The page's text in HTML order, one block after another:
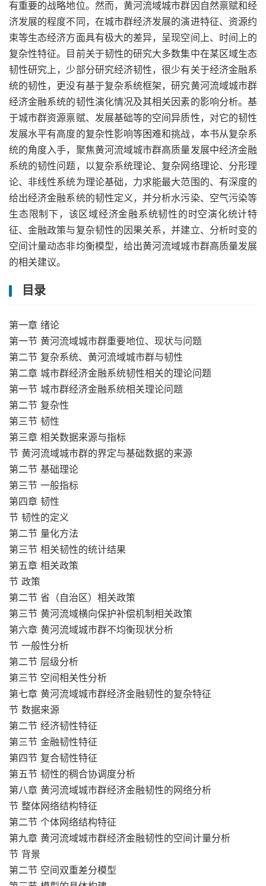
有重要的战略地位。然而，黄河流域城市群因自然禀赋和经
济发展的程度不同，在城市群经济发展的演进特征、资源约
束等生态经济方面具有极大的差异，呈现空间上、时间上的
复杂性特征。目前关于韧性的研究大多数集中在某区域生态
韧性研究上，少部分研究经济韧性，很少有关于经济金融系
统的韧性，更没有基于复杂系统框架，研究黄河流域城市群
经济金融系统的韧性演化情况及其相关因素的影响分析。基
于城市群资源禀赋、发展基础等的空间异质性，对它的韧性
发展水平有高度的复杂性影响等困难和挑战，本书从复杂系
统的角度入手，聚焦黄河流域城市群高质量发展中经济金融
系统的韧性问题，以复杂系统理论、复杂网络理论、分形理
论、非线性系统为理论基础，力求能最大范围的、有深度的
给出经济金融系统的韧性定义，并分析水污染、空气污染等
生态限制下，该区域经济金融系统韧性的时空演化统计特
征、金融政策与复杂韧性的因果关系，并建立、分析时变的
空间计量动态非均衡模型，给出黄河流域城市群高质量发展
的相关建议。
目录
第一章 绪论
第一节 黄河流域城市群重要地位、现状与问题
第二节 复杂系统、黄河流域城市群与韧性
第二章 城市群经济金融系统韧性相关的理论问题
第一节 城市群经济金融系统相关理论问题
第二节 复杂性
第三节 韧性
第三章 相关数据来源与指标
节 黄河流域城市群的界定与基础数据的来源
第二节 基础理论
第三节 一般指标
第四章 韧性
节 韧性的定义
第二节 量化方法
第三节 相关韧性的统计结果
第五章 相关政策
节 政策
第二节 省（自治区）相关政策
第三节 黄河流域横向保护补偿机制相关政策
第六章 黄河流域城市群不均衡现状分析
节 一般性分析
第二节 层级分析
第三节 空间相关性分析
第七章 黄河流域城市群经济金融韧性的复杂特征
节 数据来源
第二节 经济韧性特征
第三节 金融韧性特征
第四节 复合韧性特征
第五节 韧性的稠合协调度分析
第八章 黄河流域城市群经济金融韧性的网络分析
节 整体网络结构特征
第二节 个体网络结构特征
第九章 黄河流域城市群经济金融韧性的空间计量分析
节 背景
第二节 空间双重差分模型